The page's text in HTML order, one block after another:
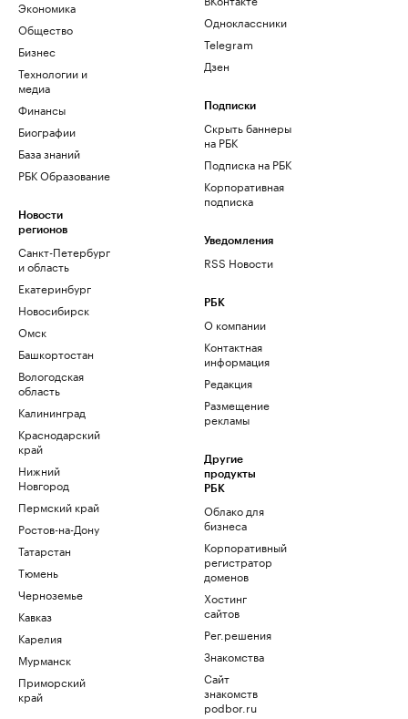
Экономика
Общество
Бизнес
Технологии и
медиа
Финансы
Биографии
База знаний
РБК Образование
Новости
регионов
Санкт-Петербург
и область
Екатеринбург
Новосибирск
Омск
Башкортостан
Вологодская
область
Калининград
Краснодарский
край
Нижний
Новгород
Пермский край
Ростов-на-Дону
Татарстан
Тюмень
Черноземье
Кавказ
Карелия
Мурманск
Приморский
край
Одноклассники
Telegram
Дзен
Подписки
Скрыть баннеры
на РБК
Подписка на РБК
Корпоративная
подписка
Уведомления
RSS Новости
РБК
О компании
Контактная
информация
Редакция
Размещение
рекламы
Другие
продукты
РБК
Облако для
бизнеса
Корпоративный
регистратор
доменов
Хостинг
сайтов
Рег.решения
Знакомства
Сайт
знакомств
podbor.ru